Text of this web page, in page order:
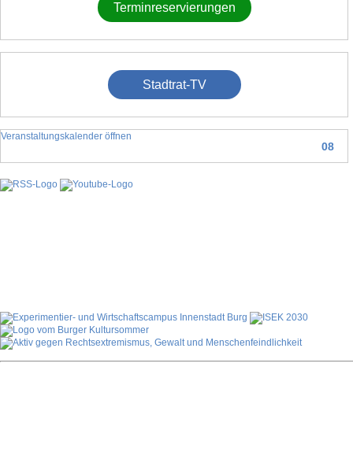
Terminreservierungen
Stadtrat-TV
08
Veranstaltungskalender öffnen